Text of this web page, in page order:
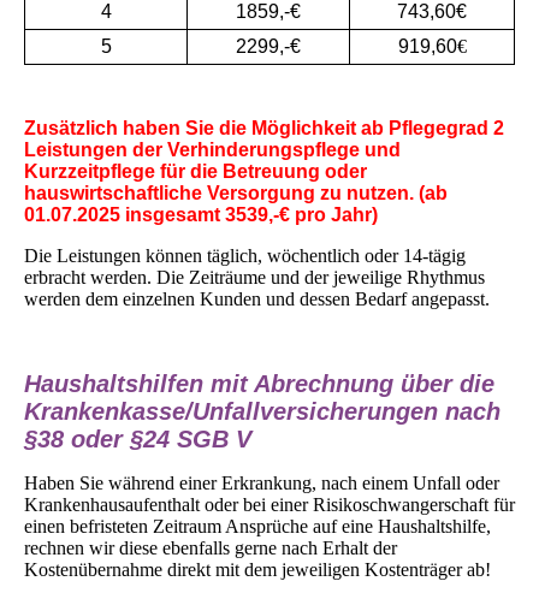
4
1859,-€
743,60€
5
2299,-€ 919,60€
Zusätzlich haben Sie die Möglichkeit ab Pflegegrad 2
Leistungen der Verhinderungspflege und
Kurzzeitpflege für die Betreuung oder
hauswirtschaftliche Versorgung zu nutzen. (ab
01.07.2025 insgesamt 3539,-€ pro Jahr)
Die Leistungen können täglich, wöchentlich oder 14-tägig
erbracht werden. Die Zeiträume und der jeweilige Rhythmus
werden dem einzelnen Kunden und dessen Bedarf angepasst.
Haushaltshilfen mit Abrechnung über die
Krankenkasse/Unfallversicherungen nach
§38 oder §24 SGB V
Haben Sie während einer Erkrankung, nach einem Unfall oder
Krankenhausaufenthalt oder bei einer Risikoschwangerschaft für
einen befristeten Zeitraum Ansprüche auf eine Haushaltshilfe,
rechnen wir diese ebenfalls gerne nach Erhalt der
Kostenübernahme direkt mit dem jeweiligen Kostenträger ab!